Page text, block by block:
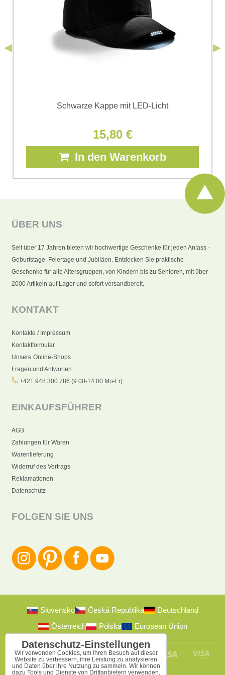
Bomba s.r.o. zur Kenntnis genommen.
*
Schwarze Kappe mit LED-Licht
15,80 €
In den Warenkorb
ÜBER UNS
Seit über 17 Jahren bieten wir hochwertige Geschenke für jeden Anlass -
Geburtstage, Feiertage und Jubiläen. Entdecken Sie praktische
Geschenke für alle Altersgruppen, von Kindern bis zu Senioren, mit über
2000 Artikeln auf Lager und sofort versandbereit.
KONTAKT
Kontakte / Impressum
Kontaktformular
Unsere Online-Shops
Fragen und Antworten
+421 948 300 786 (9:00-14:00 Mo-Fr)
EINKAUFSFÜHRER
AGB
Zahlungen für Waren
Warenlieferung
Widerruf des Vertrags
Reklamationen
Datenschutz
FOLGEN SIE UNS
Slovensko Česká Republika
Deutschland
Österreich
Polska European Union
Datenschutz-Einstellungen
Wir verwenden Cookies, um Ihren Besuch auf dieser
Website zu verbessern, ihre Leistung zu analysieren
und Daten über ihre Nutzung zu sammeln. Wir können
dazu Tools und Dienste von Drittanbietern verwenden,